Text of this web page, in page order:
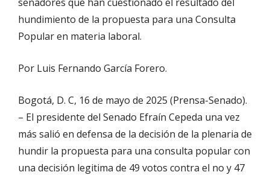
hundimiento de la propuesta para una Consulta
Popular en materia laboral.
Por Luis Fernando García Forero.
Bogotá, D. C, 16 de mayo de 2025 (Prensa-Senado).
– El presidente del Senado Efraín Cepeda una vez
más salió en defensa de la decisión de la plenaria de
hundir la propuesta para una consulta popular con
una decisión legitima de 49 votos contra el no y 47